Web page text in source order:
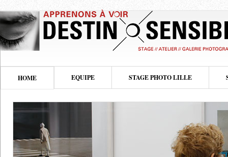
HOME EQUIPE STAGE PHOTO LILLE